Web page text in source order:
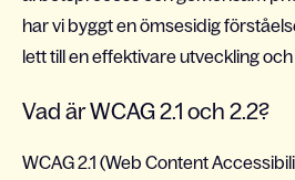
har vi byggt en ömsesidig
lett till en effektivare utveckling
Vad är WCAG 2.1 och 2.2?
WCAG 2.1 (Web Content